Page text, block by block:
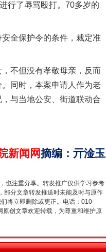
行了辱骂殴打。70多岁的
全保护令的条件，裁定准
不但没有孝敬母亲，反而
同时，本案申请人作为老
与当地公安、街道联动合
新闻网摘编 ： 亓淦玉
也注重分享。转发推广仅供学习参考
部分文章转发推送时未能及时与原作
将立即删除或更正。电话：010-
创文章欢迎转载，为尊重和维护原
别拿“量子”当幌子